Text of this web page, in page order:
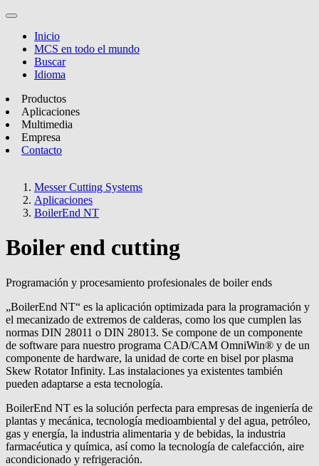
Inicio
MCS en todo el mundo
Buscar
Idioma
Productos
Aplicaciones
Multimedia
Empresa
Contacto
Messer Cutting Systems
Aplicaciones
BoilerEnd NT
Boiler end cutting
Programación y procesamiento profesionales de boiler ends
„BoilerEnd NT“ es la aplicación optimizada para la programación y
el mecanizado de extremos de calderas, como los que cumplen las
normas DIN 28011 o DIN 28013. Se compone de un componente
de software para nuestro programa CAD/CAM OmniWin® y de un
componente de hardware, la unidad de corte en bisel por plasma
Skew Rotator Infinity. Las instalaciones ya existentes también
pueden adaptarse a esta tecnología.
BoilerEnd NT es la solución perfecta para empresas de ingeniería de
plantas y mecánica, tecnología medioambiental y del agua, petróleo,
gas y energía, la industria alimentaria y de bebidas, la industria
farmacéutica y química, así como la tecnología de calefacción, aire
acondicionado y refrigeración.